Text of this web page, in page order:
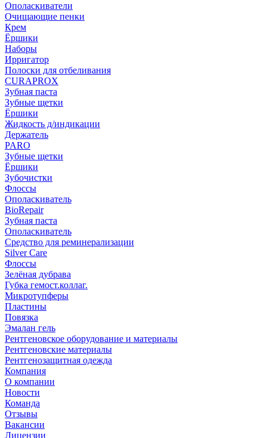
Ополаскиватели
Очищающие пенки
Крем
Ёршики
Наборы
Ирригатор
Полоски для отбеливания
CURAPROX
Зубная паста
Зубные щетки
Ёршики
Жидкость д/индикации
Держатель
PARO
Зубные щетки
Ёршики
Зубочистки
Флоссы
Ополаскиватель
BioRepair
Зубная паста
Ополаскиватель
Средство для реминерализации
Silver Care
Флоссы
Зелёная дубрава
Губка гемост.коллаг.
Микротупферы
Пластины
Повязка
Эмалан гель
Рентгеновское оборудование и материалы
Рентгеновские материалы
Рентгенозащитная одежда
Компания
О компании
Новости
Команда
Отзывы
Вакансии
Лицензии